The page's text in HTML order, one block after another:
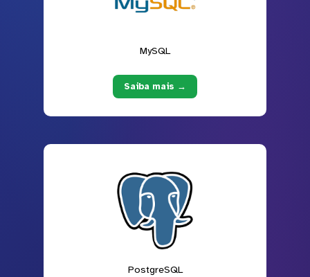
MySQL
Saiba mais →
PostgreSQL